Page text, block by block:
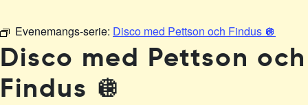
Evenemangs-serie: Disco med Pettson och Findus 🪩
Disco med Pettson och
Findus 🪩